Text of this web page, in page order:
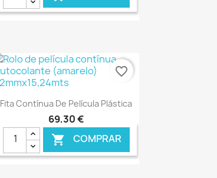
Ver+
Fita Contínua De Película Plástica
69,30 €
 COMPRAR
favorite_border